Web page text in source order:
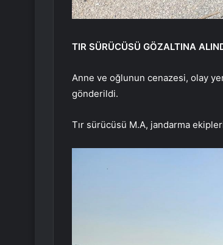
TIR SÜRÜCÜSÜ GÖZALTINA
Anne ve oğlunun cenazesi, olay
gönderildi.
Tır sürücüsü M.A, jandarma